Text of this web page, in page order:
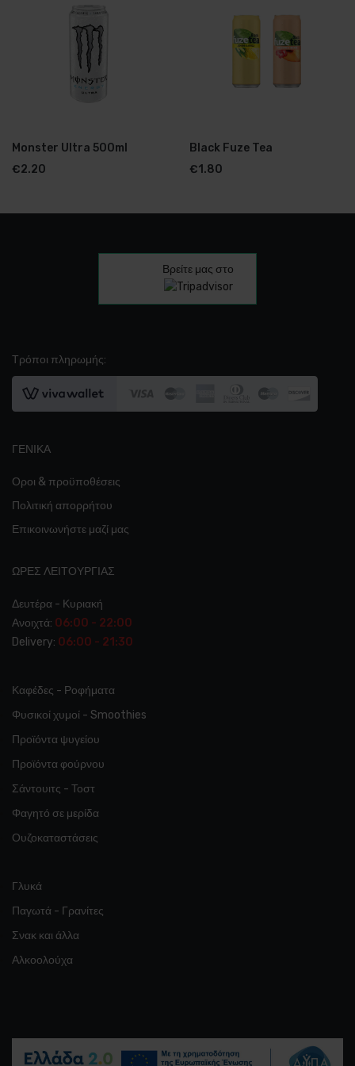
Monster Ultra 500ml
€2.20
Black Fuze Tea
€1.80
Βρείτε μας στο
Τρόποι πληρωμής:
ΓΕΝΙΚΆ
Οροι & προϋποθέσεις
Πολιτική απορρήτου
Επικοινωνήστε μαζί μας
ΩΡΕΣ ΛΕΙΤΟΥΡΓΊΑΣ
Δευτέρα - Κυριακή
Ανοιχτά: 06:00 - 22:00
Delivery: 06:00 - 21:30
Καφέδες - Ροφήματα
Φυσικοί χυμοί - Smoothies
Προϊόντα ψυγείου
Προϊόντα φούρνου
Σάντουιτς - Τοστ
Φαγητό σε μερίδα
Ουζοκαταστάσεις
Γλυκά
Παγωτά - Γρανίτες
Σνακ και άλλα
Αλκοολούχα